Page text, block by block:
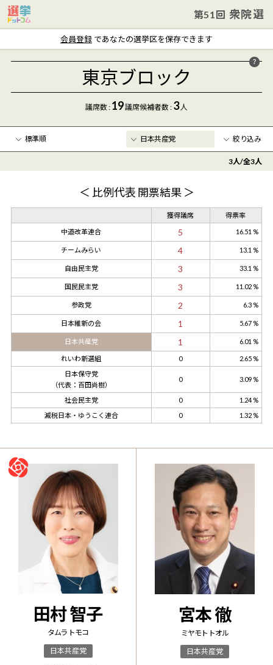
第51回 衆院選
会員登録 であなたの選挙区を保存できます
東京ブロック
議席数 : 19議席候補者数: 3人
絞り込み
年齢 〜
3人/全3人
＜ 比例代表 開票結果 ＞
獲得議席 得票率
中道改革連合 5 16.51 %
チームみらい 4 13.1 %
自由民主党 3 33.1 %
国民民主党 3 11.02 %
参政党 2 6.3 %
日本維新の会 1 5.67 %
日本共産党 1 6.01 %
れいわ新選組 0
2.65 %
日本保守党
（代表：百田尚樹）
0 3.09 %
社会民主党 0
1.24 %
減税日本・ゆうこく連合
0 1.32 %
田村 智子
タムラ トモコ
日本共産党
宮本 徹
ミヤモト トオル
日本共産党